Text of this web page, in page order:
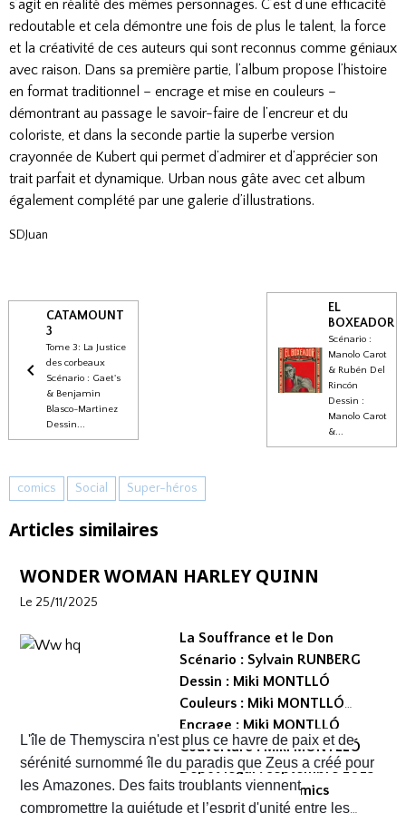
s’agit en réalité des mêmes personnages. C’est d’une efficacité
redoutable et cela démontre une fois de plus le talent, la force
et la créativité de ces auteurs qui sont reconnus comme géniaux
avec raison. Dans sa première partie, l’album propose l’histoire
en format traditionnel – encrage et mise en couleurs –
démontrant au passage le savoir-faire de l’encreur et du
coloriste, et dans la seconde partie la superbe version
crayonnée de Kubert qui permet d’admirer et d’apprécier son
trait parfait et dynamique. Urban nous gâte avec cet album
également complété par une galerie d’illustrations.
SDJuan
CATAMOUNT
3
Tome 3: La Justice
des corbeaux
Scénario : Gaet's
& Benjamin
Blasco-Martinez
Dessin...
EL
BOXEADOR
Scénario :
Manolo Carot
& Rubén Del
Rincón
Dessin :
Manolo Carot
&...
comics Social Super-héros
Articles similaires
WONDER WOMAN HARLEY QUINN
Le 25/11/2025
La Souffrance et le Don
Scénario : Sylvain RUNBERG
Dessin : Miki MONTLLÓ
Couleurs : Miki MONTLLÓ
Encrage : Miki MONTLLÓ
Couverture : Miki MONTLLÓ
Dépot légal : septembre 2025
Editeur : Urban Comics
L'île de Themyscira n'est plus ce havre de paix et de
sérénité surnommé île du paradis que Zeus a créé pour
les Amazones. Des faits troublants viennent
compromettre la quiétude et l’esprit d'unité entre les